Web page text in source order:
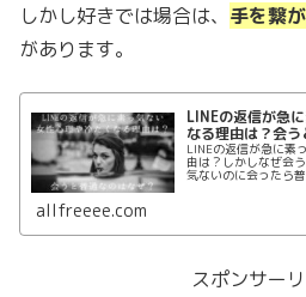
しかし好きでは場合は、 手を繋
があります。
LINEの返信が急
なる理由は？会
LINEの返信が急に素
由は？しかしなぜ会
気ないのに会ったら
allfreeee.com
スポンサー